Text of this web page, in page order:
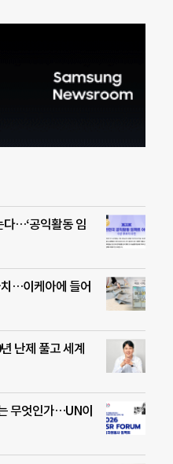
다…‘공익활동 임
…이케아에 들어
난제 풀고 세계
무엇인가…UN이